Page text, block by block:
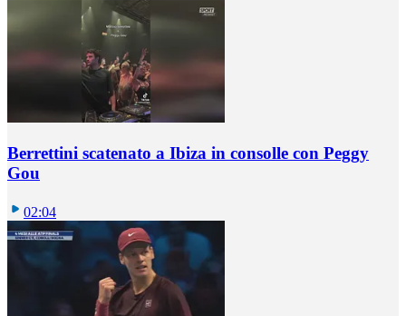
Berrettini scatenato a Ibiza in consolle con Peggy
Gou
02:04